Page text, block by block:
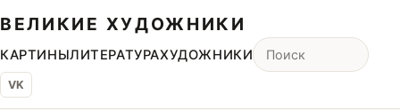
ВЕЛИКИЕ ХУДОЖНИКИ
КАРТИНЫЛИТЕРАТУРАХУДОЖНИКИ
VK